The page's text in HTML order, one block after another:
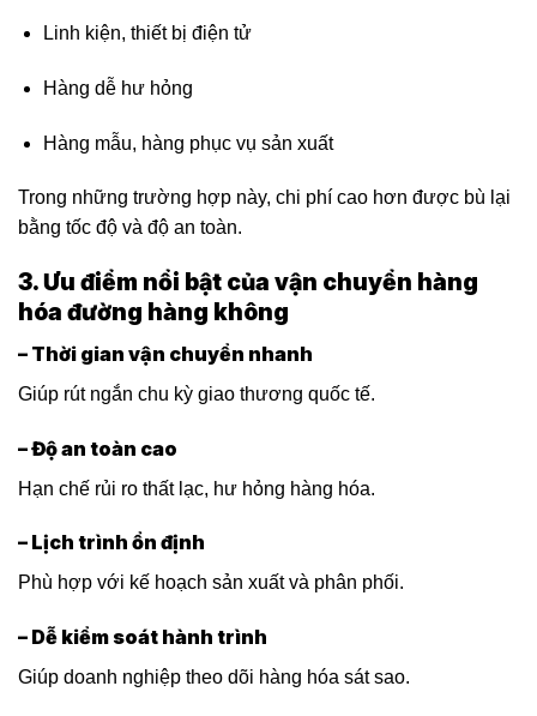
Linh kiện, thiết bị điện tử
Hàng dễ hư hỏng
Hàng mẫu, hàng phục vụ sản xuất
Trong những trường hợp này, chi phí cao hơn được bù lại
bằng tốc độ và độ an toàn.
3. Ưu điểm nổi bật của vận chuyển hàng
hóa đường hàng không
– Thời gian vận chuyển nhanh
Giúp rút ngắn chu kỳ giao thương quốc tế.
– Độ an toàn cao
Hạn chế rủi ro thất lạc, hư hỏng hàng hóa.
– Lịch trình ổn định
Phù hợp với kế hoạch sản xuất và phân phối.
– Dễ kiểm soát hành trình
Giúp doanh nghiệp theo dõi hàng hóa sát sao.